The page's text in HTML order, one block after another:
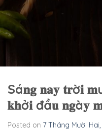
Sá𝐧𝐠 𝐧𝐚𝐲 𝐭𝐫ờ𝐢
𝐤𝐡ở𝐢 đầ𝐮 𝐧𝐠à𝐲
Posted on 7 Tháng Mười